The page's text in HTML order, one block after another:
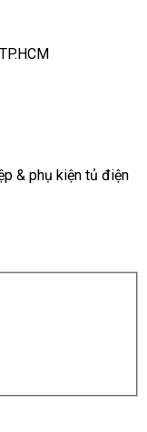
& phụ kiện tủ điện